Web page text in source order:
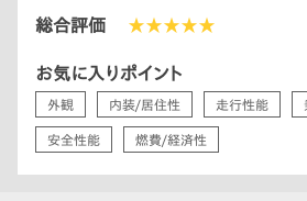
総合評価 ★★★★★
お気に入りポイント
外観 内装/居住性 走行性能
安全性能 燃費/経済性